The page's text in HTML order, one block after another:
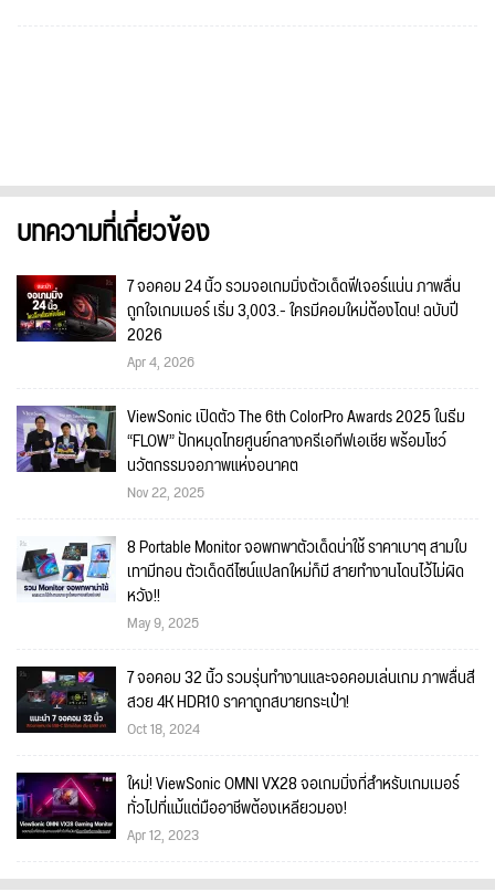
บทความที่เกี่ยวข้อง
7 จอคอม 24 นิ้ว รวมจอเกมมิ่งตัวเด็ดฟีเจอร์แน่น ภาพลื่น
ถูกใจเกมเมอร์ เริ่ม 3,003.- ใครมีคอมใหม่ต้องโดน! ฉบับปี
2026
Apr 4, 2026
ViewSonic เปิดตัว The 6th ColorPro Awards 2025 ในธีม
“FLOW” ปักหมุดไทยศูนย์กลางครีเอทีฟเอเชีย พร้อมโชว์
นวัตกรรมจอภาพแห่งอนาคต
Nov 22, 2025
8 Portable Monitor จอพกพาตัวเด็ดน่าใช้ ราคาเบาๆ สามใบ
เทามีทอน ตัวเด็ดดีไซน์แปลกใหม่ก็มี สายทำงานโดนไว้ไม่ผิด
หวัง!!
May 9, 2025
7 จอคอม 32 นิ้ว รวมรุ่นทำงานและจอคอมเล่นเกม ภาพลื่นสี
สวย 4K HDR10 ราคาถูกสบายกระเป๋า!
Oct 18, 2024
ใหม่! ViewSonic OMNI VX28 จอเกมมิ่งที่สำหรับเกมเมอร์
ทั่วไปที่แม้แต่มืออาชีพต้องเหลียวมอง!
Apr 12, 2023